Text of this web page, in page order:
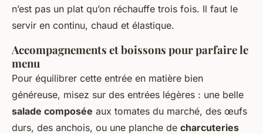
n’est pas un plat qu’on réchauffe trois fois. Il faut le
servir en continu, chaud et élastique.
Accompagnements et boissons pour parfaire le
menu
Pour équilibrer cette entrée en matière bien
généreuse, misez sur des entrées légères : une belle
salade composée aux tomates du marché, des œufs
durs, des anchois, ou une planche de charcuteries